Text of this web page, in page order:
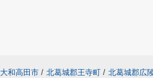
大和高田市 / 北葛城郡王寺町 / 北葛城郡広